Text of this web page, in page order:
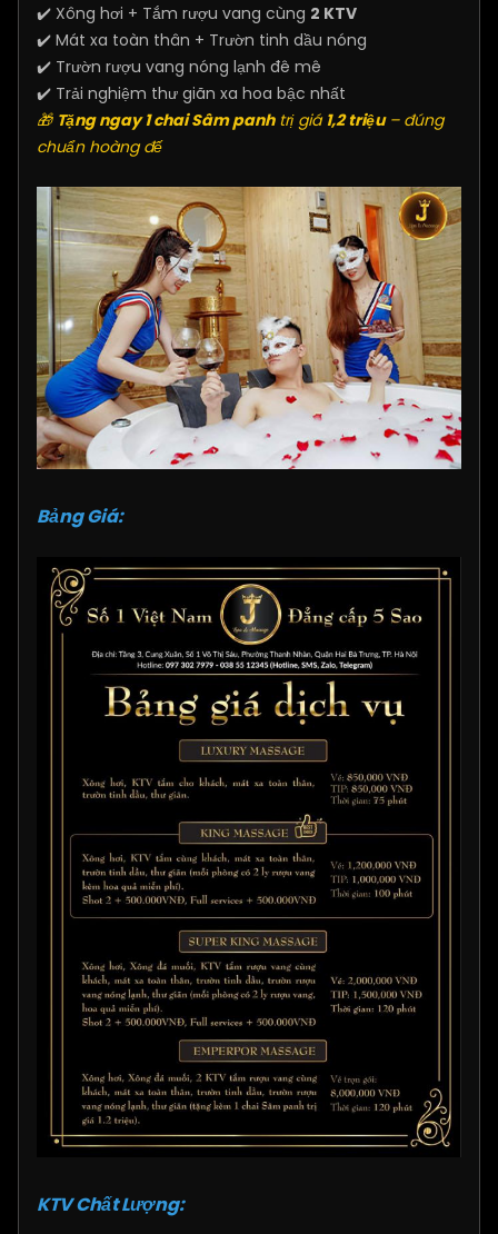
✔️ Xông hơi + Tắm rượu vang cùng 2 KTV
✔️ Mát xa toàn thân + Trườn tinh dầu nóng
✔️ Trườn rượu vang nóng lạnh đê mê
✔️ Trải nghiệm thư giãn xa hoa bậc nhất
🎁 Tặng ngay 1 chai Sâm panhtrị giá1,2 triệu– đúng
chuẩn hoàng đế
Bảng Giá:
KTV Chất Lượng: